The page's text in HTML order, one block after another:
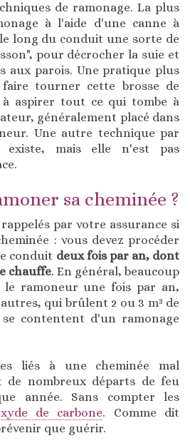
de ramonage. La plus
à l'aide d'une canne à
long du conduit une sorte de
pour décrocher la suie et
aux parois. Une pratique plus
faire tourner cette brosse de
à aspirer tout ce qui tombe à
généralement placé dans
Une autre technique par
existe, mais elle n'est pas
sa cheminée ?
par votre assurance si
: vous devez procéder
conduit deux fois par an, dont
chauffe. En général, beaucoup
le ramoneur une fois par an,
qui brûlent 2 ou 3 m³ de
contentent d'un ramonage
liés à une cheminée mal
de nombreux départs de feu
année. Sans compter les
de carbone. Comme dit
que guérir.